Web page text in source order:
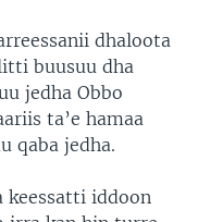
dhaloota
buusuu dha
jedha Obbo
ta’e hamaa
qaba jedha.
keessatti iddoon